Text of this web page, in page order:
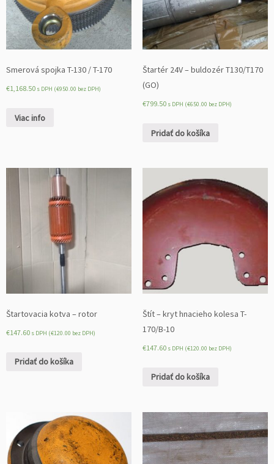
Smerová spojka T-130 / T-170
€1,168.50 s DPH (€950.00 bez DPH)
Viac info
Štartér 24V – buldozér T130/T170
(GO)
€799.50 s DPH (€650.00 bez DPH)
Pridať do košíka
Štartovacia kotva – rotor
€147.60 s DPH (€120.00 bez DPH)
Pridať do košíka
Štít – kryt hnacieho kolesa T-
170/B-10
€147.60 s DPH (€120.00 bez DPH)
Pridať do košíka